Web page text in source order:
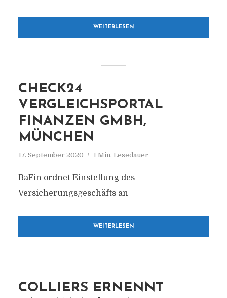
WEITERLESEN
CHECK24
VERGLEICHSPORTAL
FINANZEN GMBH,
MÜNCHEN
17. September 2020 1 Min. Lesedauer
BaFin ordnet Einstellung des
Versicherungsgeschäfts an
WEITERLESEN
COLLIERS ERNENNT